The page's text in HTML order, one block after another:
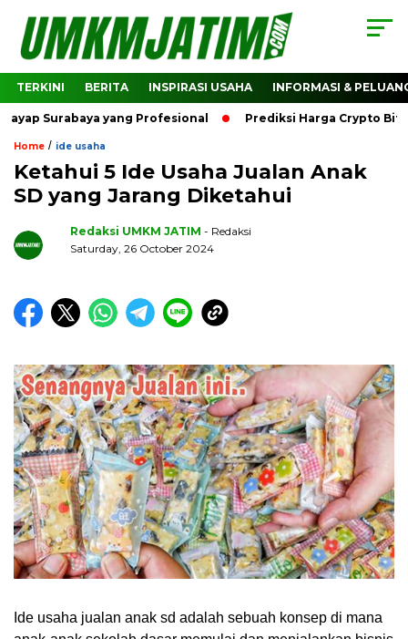
TERKINI BERITA INSPIRASI USAHA INFORMASI &
yang Profesional Prediksi Harga Crypto Bitcoin:
Home / ide usaha
Ketahui 5 Ide Usaha Jualan Anak
SD yang Jarang Diketahui
Redaksi UMKM JATIM - Redaksi
Saturday, 26 October 2024
Ide usaha jualan anak sd adalah sebuah konsep di mana